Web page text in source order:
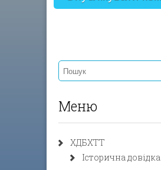
Меню
ХДБХТТ
Історична довідка